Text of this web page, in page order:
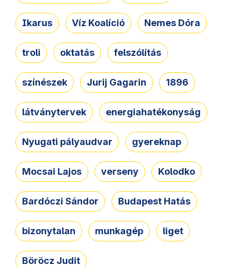
Ikarus Víz Koalíció Nemes Dóra
troli oktatás felszólítás
színészek Jurij Gagarin 1896
látványtervek energiahatékonyság
Nyugati pályaudvar gyereknap
Mocsai Lajos verseny Kolodko
Bardóczi Sándor Budapest Hatás
bizonytalan munkagép liget
Böröcz Judit